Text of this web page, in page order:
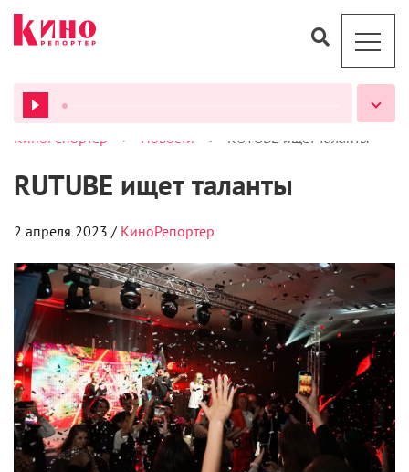
ВСЕ ПОДКАСТЫ
КиноРепортер > Новости > RUTUBE ищет таланты
RUTUBE ищет таланты
2 апреля 2023 / КиноРепортер